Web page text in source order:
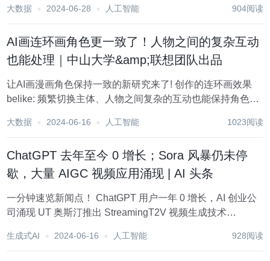
DetectGPT无需训练，即可准确检测包括ChatGPT、GPT-4
大数据 2024-06-28 人工智能 904阅读
AI画连环画角色更一致了！人物之间的复杂互动
也能处理｜中山大学&amp;联想团队出品
让AI画漫画角色保持一致的新研究来了! 创作的连环画效果
belike: 频繁切换主体、人物之间复杂的互动也能保持角色一
队联合提出的无需训练的多智能体协同框架。 AutoStudio采
大数据 2024-06-16 人工智能 1023阅读
ChatGPT 去年至今 0 增长；Sora 风暴仍未停
歇，大量 AIGC 视频应用涌现 | AI 头条
一分钟速览新闻点！ ChatGPT 用户一年 0 增长，AI 创业公
司涌现 UT 奥斯汀推出 StreamingT2V 视频生成技术
中的各种对象 DALL-...
生成式AI 2024-06-16 人工智能 928阅读